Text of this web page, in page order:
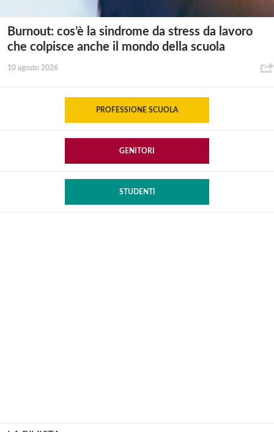
Burnout: cos’è la sindrome da stress da lavoro
che colpisce anche il mondo della scuola
10 agosto 2026
PROFESSIONE SCUOLA
GENITORI
STUDENTI